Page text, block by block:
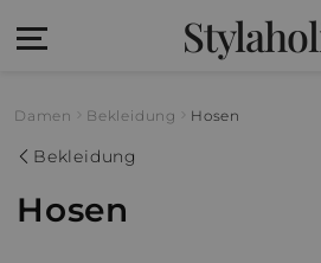
Damen Bekleidung Hosen
Bekleidung
Hosen